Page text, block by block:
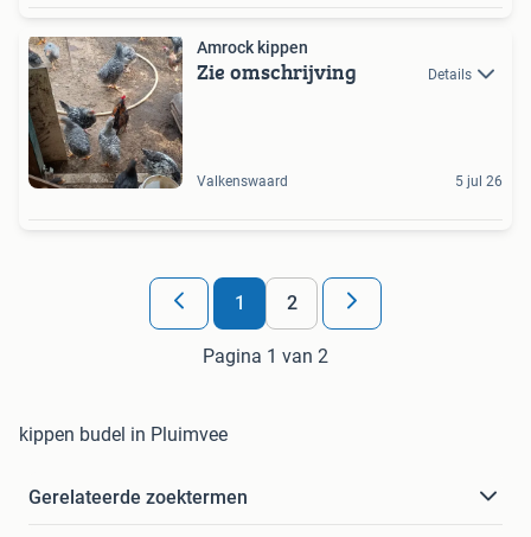
Amrock kippen
Zie omschrijving Details
Valkenswaard 5 jul 26
1 2
Pagina 1 van 2
kippen budel in Pluimvee
Gerelateerde zoektermen